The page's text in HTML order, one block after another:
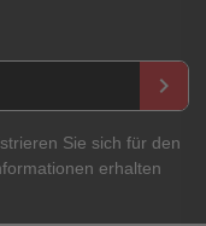
keyboard_arrow_right
Sie sich für den
erhalten